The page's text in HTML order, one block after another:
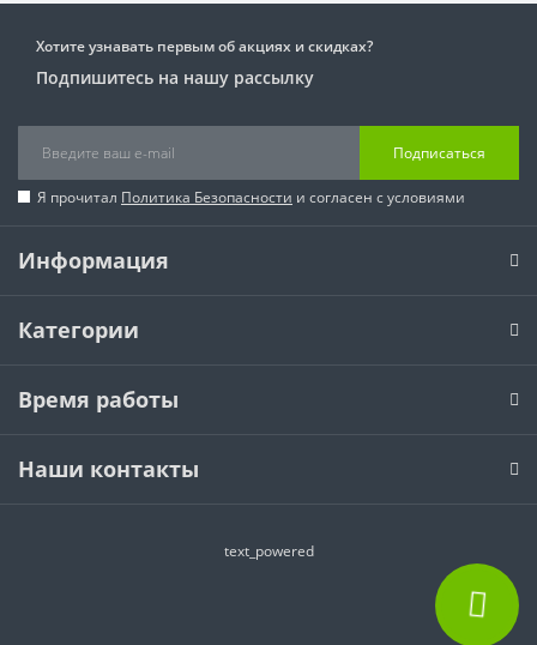
Хотите узнавать первым об акциях и скидках?
Подпишитесь на нашу рассылку
Подписаться
Я прочитал Политика Безопасности и согласен с условиями
Информация
Категории
Время работы
Наши контакты
text_powered